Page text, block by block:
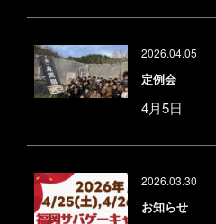
2026.04.05
定例会
4月5日
2026.03.30
お知らせ